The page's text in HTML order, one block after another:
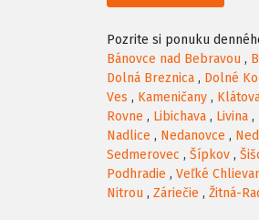
Pozrite si ponuku
Bánovce nad Bebravou ,
Dolná Breznica , Dolné
Ves , Kameničany ,
Rovne , Libichava , Livina ,
Nadlice , Nedanovce ,
Sedmerovec , Šípkov ,
Podhradie , Veľké
Nitrou , Záriečie , Žitná-